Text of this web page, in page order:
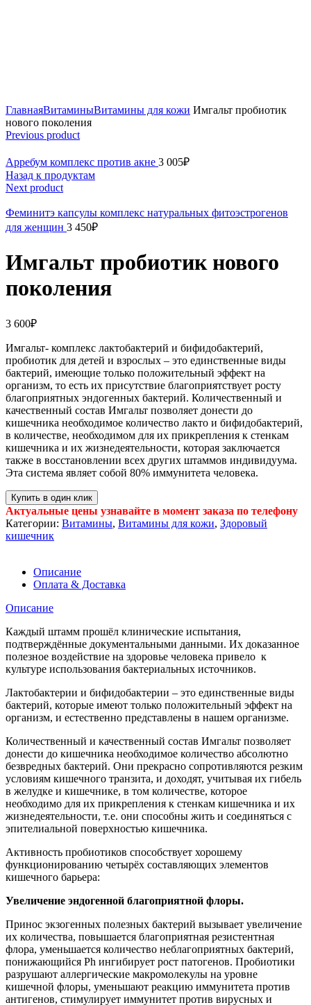
ГлавнаяВитаминыВитамины для кожи Имгальт пробиотик
нового поколения
Previous product
Арребум комплекс против акне 3 005₽
Назад к продуктам
Next product
Феминитэ капсулы комплекс натуральных фитоэстрогенов
для женщин 3 450₽
Имгальт пробиотик нового
поколения
3 600₽
Имгальт- комплекс лактобактерий и бифидобактерий,
пробиотик для детей и взрослых – это единственные виды
бактерий, имеющие только положительный эффект на
организм, то есть их присутствие благоприятствует росту
благоприятных эндогенных бактерий. Количественный и
качественный состав Имгальт позволяет донести до
кишечника необходимое количество лакто и бифидобактерий,
в количестве, необходимом для их прикрепления к стенкам
кишечника и их жизнедеятельности, которая заключается
также в восстановлении всех других штаммов индивидуума.
Эта система являет собой 80% иммунитета человека.
Купить в один клик
Актуальные цены узнавайте в момент заказа по телефону
Категории: Витамины, Витамины для кожи, Здоровый
кишечник
Описание
Оплата & Доставка
Описание
Каждый штамм прошёл клинические испытания,
подтверждённые документальными данными. Их доказанное
полезное воздействие на здоровье человека привело к
культуре использования бактериальных источников.
Лактобактерии и бифидобактерии – это единственные виды
бактерий, которые имеют только положительный эффект на
организм, и естественно представлены в нашем организме.
Количественный и качественный состав Имгальт позволяет
донести до кишечника необходимое количество абсолютно
безвредных бактерий. Они прекрасно сопротивляются резким
условиям кишечного транзита, и доходят, учитывая их гибель
в желудке и кишечнике, в том количестве, которое
необходимо для их прикрепления к стенкам кишечника и их
жизнедеятельности, т.е. они способны жить и соединяться с
эпителиальной поверхностью кишечника.
Активность пробиотиков способствует хорошему
функционированию четырёх составляющих элементов
кишечного барьера:
Увеличение эндогенной благоприятной флоры.
Принос экзогенных полезных бактерий вызывает увеличение
их количества, повышается благоприятная резистентная
флора, уменьшается количество неблагоприятных бактерий,
понижающийся Ph ингибирует рост патогенов. Пробиотики
разрушают аллергические макромолекулы на уровне
кишечной флоры, уменьшают реакцию иммунитета против
антигенов, стимулирует иммунитет против вирусных и